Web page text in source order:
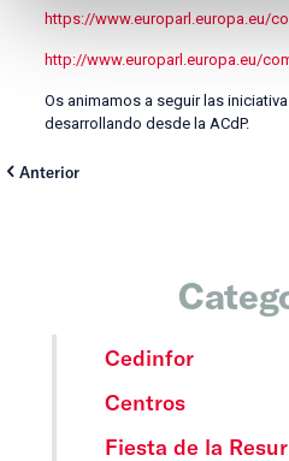
https://www.europarl.europa.eu/
http://www.europarl.europa.eu/
Os animamos a seguir las
desarrollando desde la ACdP.
Anterior
Cedinfor
Centros
Fiesta de la